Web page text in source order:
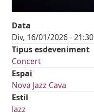
Data
Div, 16/01/2026 - 21:30
Tipus esdeveniment
Concert
Espai
Nova Jazz Cava
Estil
Jazz